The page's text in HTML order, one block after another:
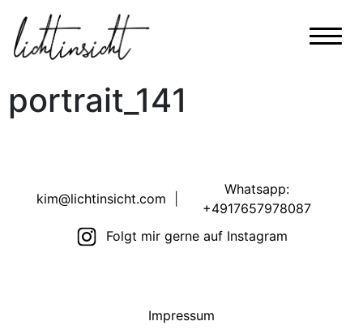
portrait_141
kim@lichtinsicht.com
Whatsapp:
+4917657978087
Folgt mir gerne auf Instagram
Impressum